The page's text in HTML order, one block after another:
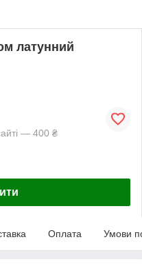
латунний
— 400 ₴
Оплата Умови